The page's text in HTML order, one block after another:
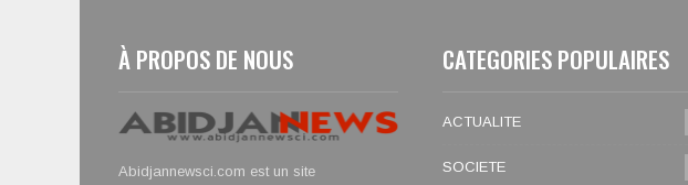
À PROPOS DE NOUS
Abidjannewsci.com est un site
CATEGORIES POPULAIRES
ACTUALITE
SOCIETE